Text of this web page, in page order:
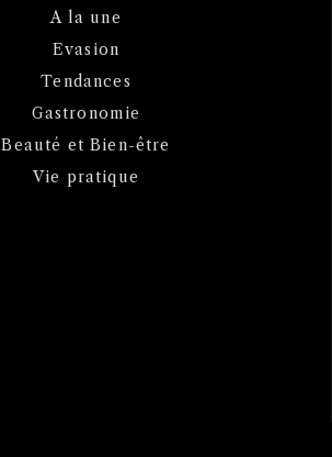
A la une
Evasion
Tendances
Gastronomie
Beauté et Bien-être
Vie pratique